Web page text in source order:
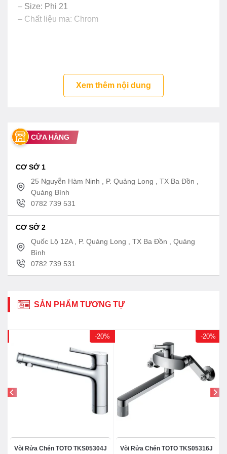
– Size: Phi 21
– Chất liệu ma: Chrom
Xem thêm nội dung
CỬA HÀNG
CƠ SỞ 1
25 Nguyễn Hàm Ninh , P. Quảng Long , TX Ba Đồn ,
Quảng Bình
0782 739 531
CƠ SỞ 2
Quốc Lộ 12A , P. Quảng Long , TX Ba Đồn , Quảng
Bình
0782 739 531
SẢN PHẨM TƯƠNG TỰ
-20%
Vòi Rửa Chén TOTO TKS05304J
-20%
Vòi Rửa Chén TOTO TKS05316J